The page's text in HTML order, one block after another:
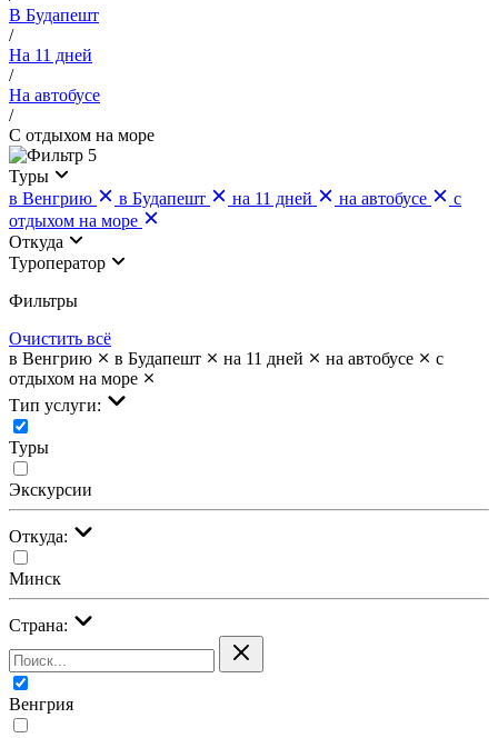
В Будапешт
/
На 11 дней
/
На автобусе
/
С отдыхом на море
5
Туры
в Венгрию
в Будапешт на 11 дней на автобусе
с
отдыхом на море
Откуда
Туроператор
Фильтры
Очистить всё
в Венгрию
в Будапешт на 11 дней на автобусе
с
отдыхом на море
Тип услуги:
Туры
Экскурсии
Откуда:
Минск
Страна:
Венгрия